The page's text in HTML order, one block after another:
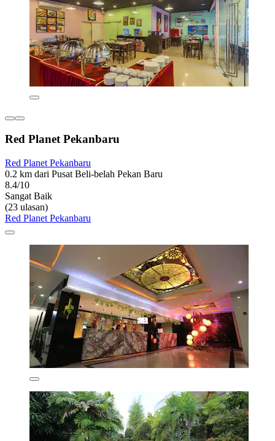
Red Planet Pekanbaru
Red Planet Pekanbaru
0.2 km dari Pusat Beli-belah Pekan Baru
8.4/10
Sangat Baik
(23 ulasan)
Red Planet Pekanbaru